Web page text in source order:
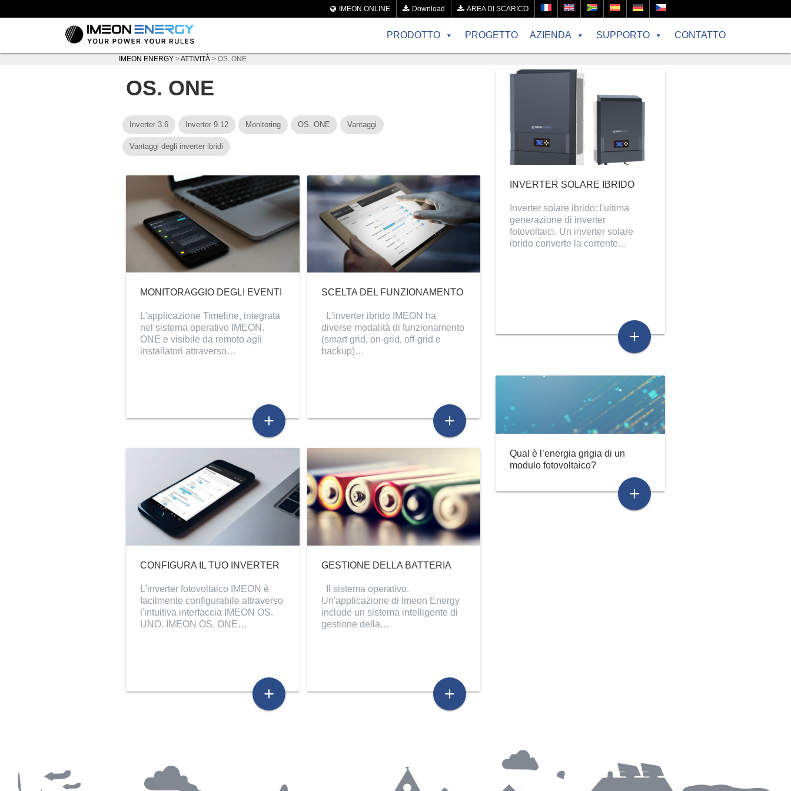
IMEON ONLINE Download AREA DI SCARICO
PRODOTTO PROGETTO AZIENDA SUPPORTO CONTATTO
IMEON ENERGY >ATTIVITÀ > OS. ONE
OS. ONE
Inverter 3.6 Inverter 9.12 Monitoring OS. ONE Vantaggi
Vantaggi degli inverter ibridi
MONITORAGGIO DEGLI EVENTI
L'applicazione Timeline, integrata
nel sistema operativo IMEON.
ONE e visibile da remoto agli
installatori attraverso…
add
SCELTA DEL FUNZIONAMENTO
L'inverter ibrido IMEON ha
diverse modalità di funzionamento
(smart grid, on-grid, off-grid e
backup)…
add
CONFIGURA IL TUO INVERTER
L'inverter fotovoltaico IMEON è
facilmente configurabile attraverso
l'intuitiva interfaccia IMEON OS.
UNO. IMEON OS. ONE…
add
GESTIONE DELLA BATTERIA
Il sistema operativo.
Un'applicazione di Imeon Energy
include un sistema intelligente di
gestione della…
add
INVERTER SOLARE IBRIDO
Inverter solare ibrido: l'ultima
generazione di inverter
fotovoltaici. Un inverter solare
ibrido converte la corrente…
add
Qual è l’energia grigia di un
modulo fotovoltaico?
add